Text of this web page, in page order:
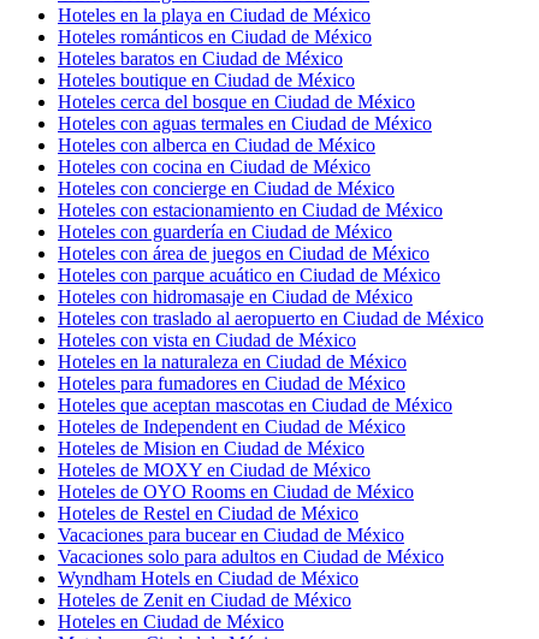
Hoteles en la playa en Ciudad de México
Hoteles románticos en Ciudad de México
Hoteles baratos en Ciudad de México
Hoteles boutique en Ciudad de México
Hoteles cerca del bosque en Ciudad de México
Hoteles con aguas termales en Ciudad de México
Hoteles con alberca en Ciudad de México
Hoteles con cocina en Ciudad de México
Hoteles con concierge en Ciudad de México
Hoteles con estacionamiento en Ciudad de México
Hoteles con guardería en Ciudad de México
Hoteles con área de juegos en Ciudad de México
Hoteles con parque acuático en Ciudad de México
Hoteles con hidromasaje en Ciudad de México
Hoteles con traslado al aeropuerto en Ciudad de México
Hoteles con vista en Ciudad de México
Hoteles en la naturaleza en Ciudad de México
Hoteles para fumadores en Ciudad de México
Hoteles que aceptan mascotas en Ciudad de México
Hoteles de Independent en Ciudad de México
Hoteles de Mision en Ciudad de México
Hoteles de MOXY en Ciudad de México
Hoteles de OYO Rooms en Ciudad de México
Hoteles de Restel en Ciudad de México
Vacaciones para bucear en Ciudad de México
Vacaciones solo para adultos en Ciudad de México
Wyndham Hotels en Ciudad de México
Hoteles de Zenit en Ciudad de México
Hoteles en Ciudad de México